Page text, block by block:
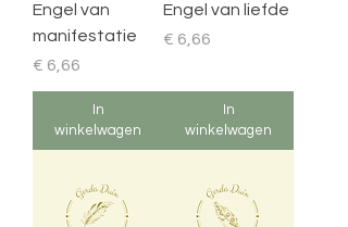
Engel van
manifestatie
Prijs
€ 6,66
In
winkelwagen
Engel van liefde
Prijs
€ 6,66
In
winkelwagen